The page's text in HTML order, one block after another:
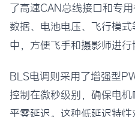
了高速CAN总线接口和专
数据、电池电压、飞行模
中，方便飞手和摄影师进行
BLS电调则采用了增强型
控制在微秒级别，确保电
乎零延迟。这种低延迟特